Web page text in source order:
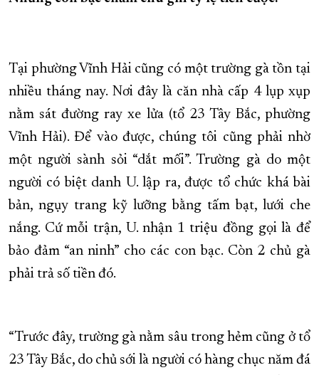
Tại phường Vĩnh Hải cũng có một trường gà tồn tại
nhiều tháng nay. Nơi đây là căn nhà cấp 4 lụp xụp
nằm sát đường ray xe lửa (tổ 23 Tây Bắc, phường
Vĩnh Hải). Để vào được, chúng tôi cũng phải nhờ
một người sành sỏi “dắt mối”. Trường gà do một
người có biệt danh U. lập ra, được tổ chức khá bài
bản, ngụy trang kỹ lưỡng bằng tấm bạt, lưới che
nắng. Cứ mỗi trận, U. nhận 1 triệu đồng gọi là để
bảo đảm “an ninh” cho các con bạc. Còn 2 chủ gà
phải trả số tiền đó.
“Trước đây, trường gà nằm sâu trong hẻm cũng ở tổ
23 Tây Bắc, do chủ sới là người có hàng chục năm đá